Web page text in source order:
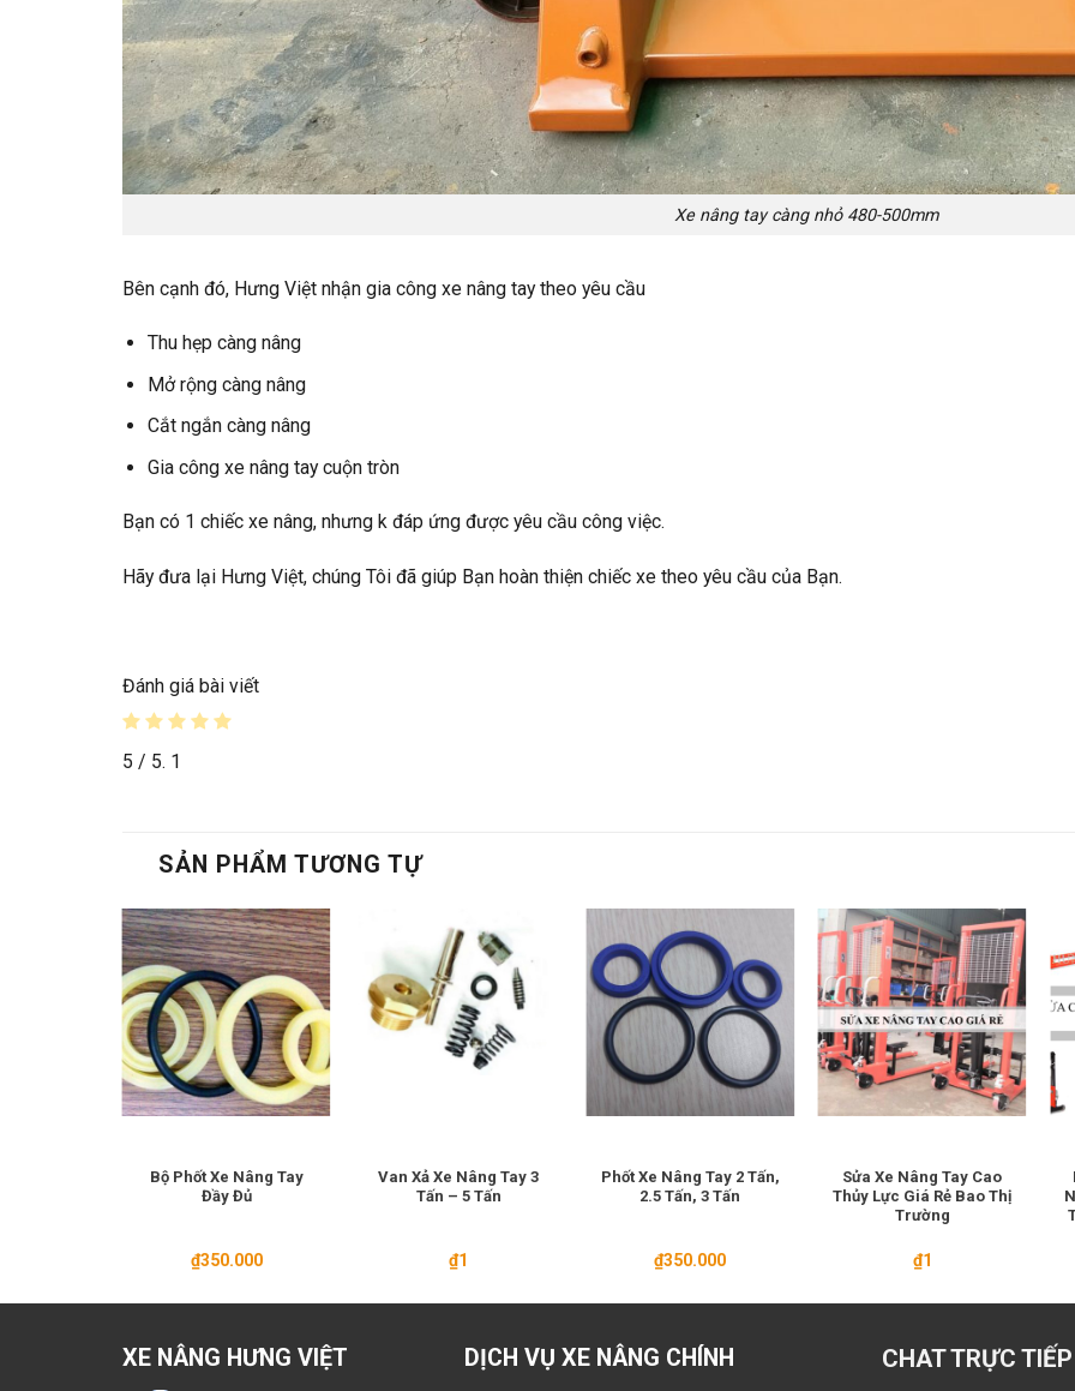
Xe nâng tay càng nhỏ 480-500mm
Bên cạnh đó, Hưng Việt nhận gia công xe nâng tay theo yêu cầu
Thu hẹp càng nâng
Mở rộng càng nâng
Cắt ngắn càng nâng
Gia công xe nâng tay cuộn tròn
Bạn có 1 chiếc xe nâng, nhưng k đáp ứng được yêu cầu công việc.
Hãy đưa lại Hưng Việt, chúng Tôi đã giúp Bạn hoàn thiện chiếc xe theo yêu cầu của Bạn.
Đánh giá bài viết
5 / 5. 1
SẢN PHẨM TƯƠNG TỰ
Bộ Phốt Xe Nâng Tay
Đầy Đủ
₫350.000
Van Xả Xe Nâng Tay 3
Tấn – 5 Tấn
₫1
Phốt Xe Nâng Tay 2 Tấn,
2.5 Tấn, 3 Tấn
₫350.000
Sửa Xe Nâng Tay Cao
Thủy Lực Giá Rẻ Bao Thị
Trường
₫1
XE NÂNG HƯNG VIỆT DỊCH VỤ XE NÂNG CHÍNH CHAT TRỰC TIẾP